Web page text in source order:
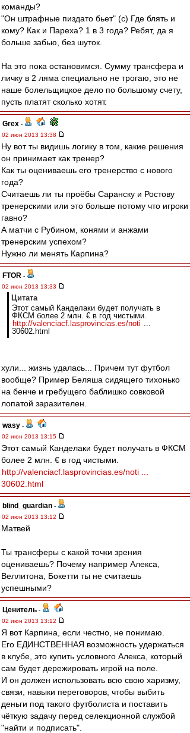
команды?
"Он штрафные пиздато бьет" (с) Где блять и
кому? Как и Пареха? 1 в 3 года? Ребят, да я
больше забью, без шуток.
На это пока остановимся. Сумму трансфера и
личку в 2 ляма специально не трогаю, это не
наше болельщицкое дело по большому счету,
пусть платят сколько хотят.
Grex -
02 июн 2013 13:38
Ну вот ты видишь логику в том, какие решения
он принимает как тренер?
Как ты оцениваешь его тренерство с нового
года?
Считаешь ли ты проёбы Саранску и Ростову
тренерскими или это больше потому что игроки
гавно?
А матчи с Рубином, конями и анжами
тренерским успехом?
Нужно ли менять Карпина?
FTOR -
02 июн 2013 13:33
Цитата
Этот самый Канделаки будет получать в
ФКСМ более 2 млн. € в год чистыми.
http://valenciacf.lasprovincias.es/noti ...
30602.html
хули... жизнь удалась... Причем тут футбол
вообще? Пример Беляша сидящего тихонько
на бенче и гребущего баблишко совковой
лопатой заразителен.
wasy -
02 июн 2013 13:15
Этот самый Канделаки будет получать в ФКСМ
более 2 млн. € в год чистыми.
http://valenciacf.lasprovincias.es/noti ...
30602.html
blind_guardian -
02 июн 2013 13:12
Матвей
Ты трансферы с какой точки зрения
оцениваешь? Почему например Алекса,
Веллитона, Бокетти ты не считаешь
успешными?
Ценитель -
02 июн 2013 13:12
Я вот Карпина, если честно, не понимаю.
Его ЕДИНСТВЕННАЯ возможность удержаться
в клубе, это купить условного Алекса, который
сам будет дережировать игрой на поле.
И он должен использовать всю свою харизму,
связи, навыки переговоров, чтобы выбить
деньги под такого футболиста и поставить
чёткую задачу перед селекционной службой
"найти и подписать".